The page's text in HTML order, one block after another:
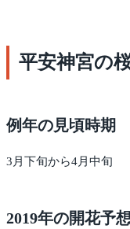
平安神宮の
例年の見頃時期
3月下旬から4月中旬
2019年の開花予想